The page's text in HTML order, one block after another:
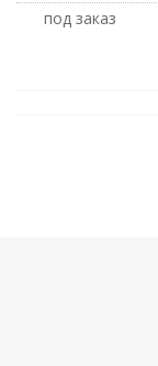
Под заказ